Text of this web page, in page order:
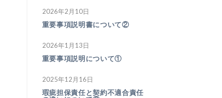
2026年2月10日
重要事項説明書について②
2026年1月13日
重要事項説明について①
2025年12月16日
瑕疵担保責任と契約不適合責任